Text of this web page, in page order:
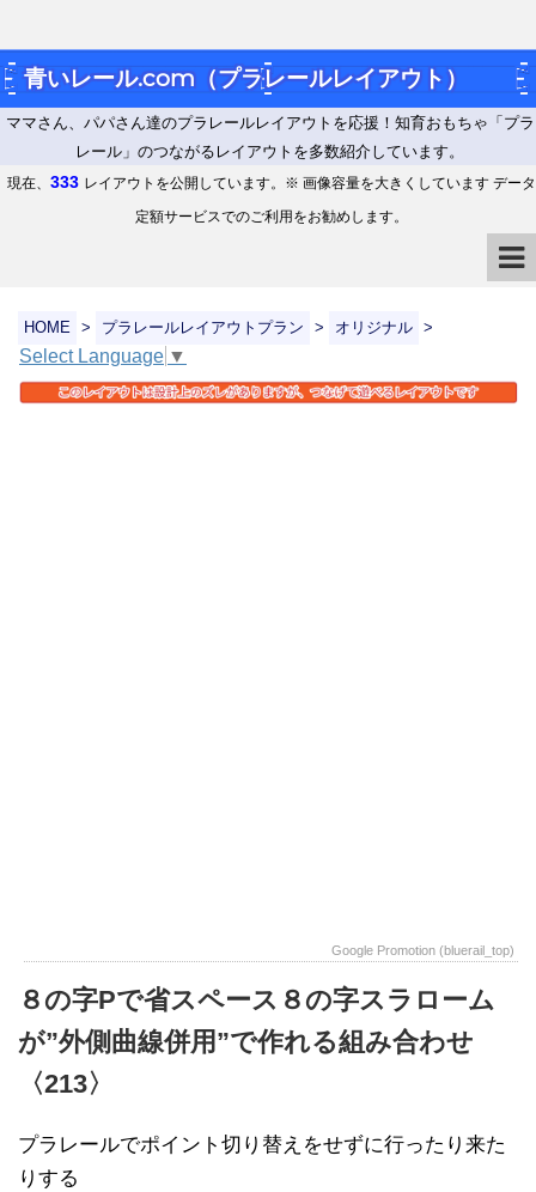
青いレール.com（プラレールレイアウト）
ママさん、パパさん達のプラレールレイアウトを応援！知育おもちゃ「プラ
レール」のつながるレイアウトを多数紹介しています。
現在、 333 レイアウトを公開しています。※ 画像容量を大きくしています データ
定額サービスでのご利用をお勧めします。
HOME > プラレールレイアウトプラン > オリジナル >
Select Language ▼
Google Promotion (bluerail_top)
８の字Pで省スペース８の字スラローム
が”外側曲線併用”で作れる組み合わせ
〈213〉
プラレールでポイント切り替えをせずに行ったり来た
りする